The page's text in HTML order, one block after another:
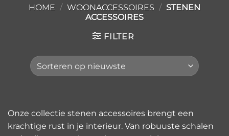
HOME / WOONACCESSOIRES / STENEN
ACCESSOIRES
FILTER
Onze collectie stenen accessoires brengt een
krachtige rust in je interieur. Van robuuste schalen